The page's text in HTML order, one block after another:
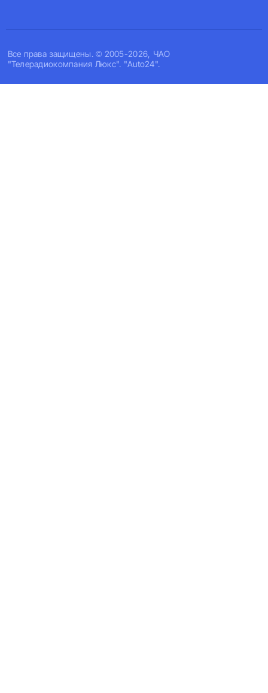
Все права защищены. © 2005-2026, ЧАО
"Телерадиокомпания Люкс". "Auto24".